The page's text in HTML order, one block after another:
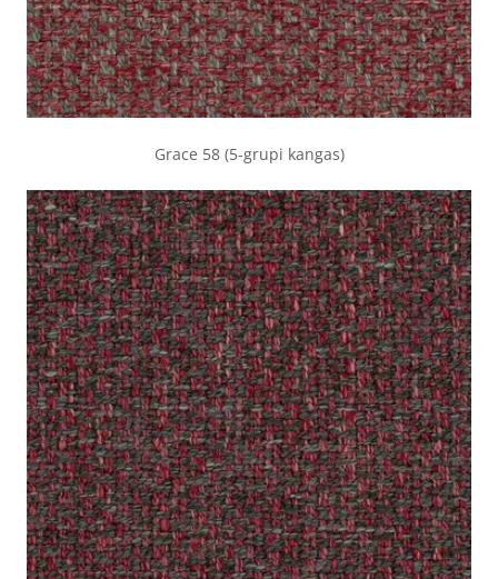
Grace 58 (5-grupi kangas)